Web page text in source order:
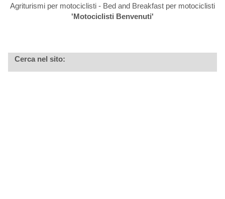
Agriturismi per motociclisti - Bed and Breakfast per motociclisti
'Motociclisti Benvenuti'
Cerca nel sito: